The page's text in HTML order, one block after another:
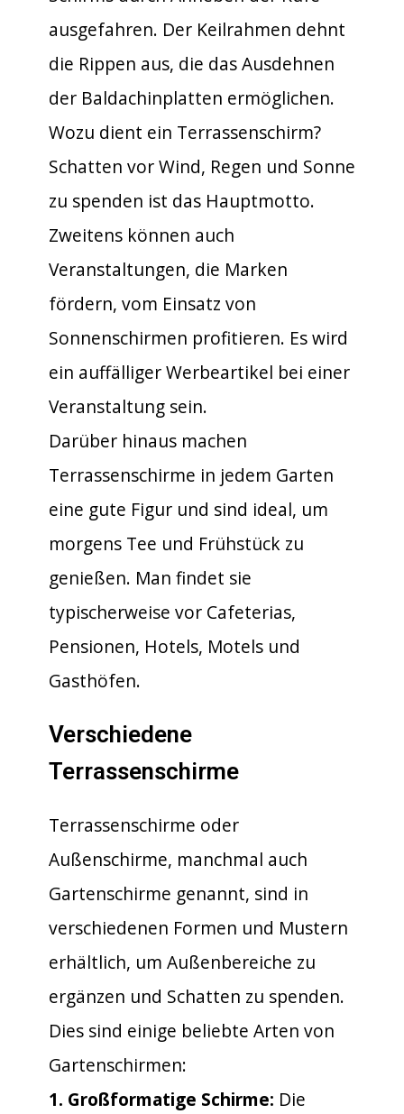
ausgefahren. Der Keilrahmen dehnt
die Rippen aus, die das Ausdehnen
der Baldachinplatten ermöglichen.
Wozu dient ein Terrassenschirm?
Schatten vor Wind, Regen und Sonne
zu spenden ist das Hauptmotto.
Zweitens können auch
Veranstaltungen, die Marken
fördern, vom Einsatz von
Sonnenschirmen profitieren. Es wird
ein auffälliger Werbeartikel bei einer
Veranstaltung sein.
Darüber hinaus machen
Terrassenschirme in jedem Garten
eine gute Figur und sind ideal, um
morgens Tee und Frühstück zu
genießen. Man findet sie
typischerweise vor Cafeterias,
Pensionen, Hotels, Motels und
Gasthöfen.
Verschiedene
Terrassenschirme
Terrassenschirme oder
Außenschirme, manchmal auch
Gartenschirme genannt, sind in
verschiedenen Formen und Mustern
erhältlich, um Außenbereiche zu
ergänzen und Schatten zu spenden.
Dies sind einige beliebte Arten von
Gartenschirmen:
1. Großformatige Schirme: Die